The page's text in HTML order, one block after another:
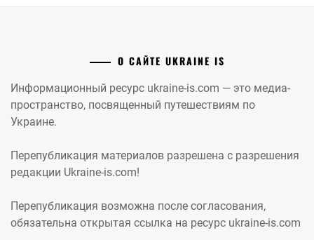
О САЙТЕ UKRAINE IS
Информационный ресурс ukraine-is.com — это медиа-
пространство, посвященный путешествиям по
Украине.
Перепубликация материалов разрешена с разрешения
редакции Ukraine-is.com!
Перепубликация возможна после согласования,
обязательна открытая ссылка на ресурс ukraine-is.com